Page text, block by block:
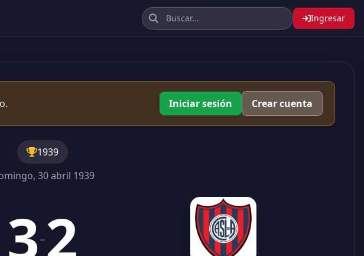
Ingresar
Iniciar sesión Crear cuenta
1939
30 abril 1939
3-2